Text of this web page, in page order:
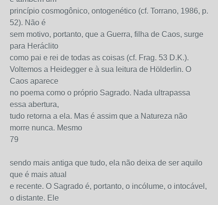
princípio cosmogônico, ontogenético (cf. Torrano, 1986, p.
52). Não é
sem motivo, portanto, que a Guerra, filha de Caos, surge
para Heráclito
como pai e rei de todas as coisas (cf. Frag. 53 D.K.).
Voltemos a Heidegger e à sua leitura de Hölderlin. O
Caos aparece
no poema como o próprio Sagrado. Nada ultrapassa
essa abertura,
tudo retorna a ela. Mas é assim que a Natureza não
morre nunca. Mesmo
79
sendo mais antiga que tudo, ela não deixa de ser aquilo
que é mais atual
e recente. O Sagrado é, portanto, o incólume, o intocável,
o distante. Ele